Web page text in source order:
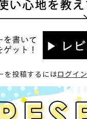
を投稿するにはログイン